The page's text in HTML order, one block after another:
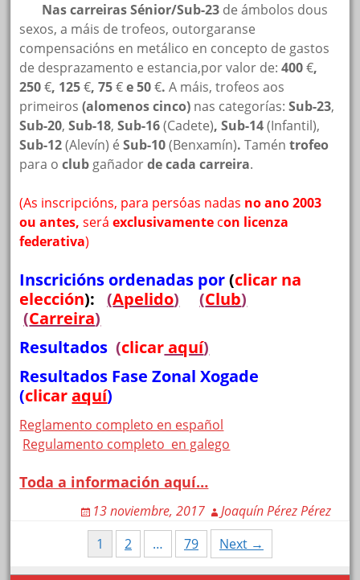
Nas carreiras Sénior/Sub-23 de ámbolos dous
sexos, a máis de trofeos, outorgaranse
compensacións en metálico en concepto de gastos
de desprazamento e estancia,por valor de:400€,
250€, 125€, 75€e 50€.A máis, trofeos aos
primeiros(alomenos cinco) nas categorías: Sub-23,
Sub-20,Sub-18,Sub-16(Cadete), Sub-14(Infantil),
Sub-12(Alevín) é Sub-10(Benxamín).Taméntrofeo
para oclub gañadorde cada carreira.
(As inscripcións, para persóas nadas no ano 2003
ou antes,seráexclusivamente con licenza
federativa)
Inscricións ordenadas por(clicar na
elección):(Apelido) (Club)
(Carreira)
Resultados (clicaraquí)
Resultados Fase Zonal Xogade
(clicar aquí)
Reglamento completo en español
Regulamento completo en galego
Toda a información aquí…
13 noviembre, 2017 Joaquín Pérez Pérez
Posts 1 2 … 79 Next →